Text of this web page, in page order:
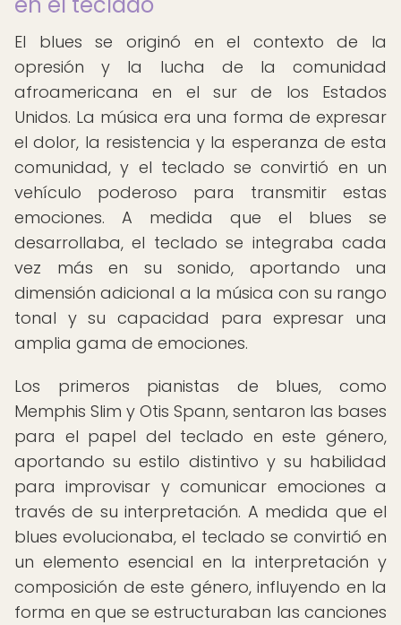
El blues se originó en el contexto de la
opresión y la lucha de la comunidad
afroamericana en el sur de los Estados
Unidos. La música era una forma de expresar
el dolor, la resistencia y la esperanza de esta
comunidad, y el teclado se convirtió en un
vehículo poderoso para transmitir estas
emociones. A medida que el blues se
desarrollaba, el teclado se integraba cada
vez más en su sonido, aportando una
dimensión adicional a la música con su rango
tonal y su capacidad para expresar una
amplia gama de emociones.
Los primeros pianistas de blues, como
Memphis Slim y Otis Spann, sentaron las bases
para el papel del teclado en este género,
aportando su estilo distintivo y su habilidad
para improvisar y comunicar emociones a
través de su interpretación. A medida que el
blues evolucionaba, el teclado se convirtió en
un elemento esencial en la interpretación y
composición de este género, influyendo en la
forma en que se estructuraban las canciones